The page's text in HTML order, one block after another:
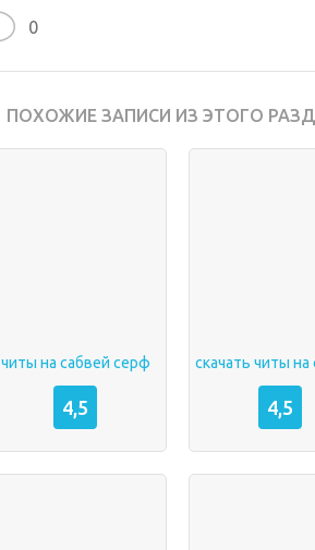
0
ПОХОЖИЕ ЗАПИСИ ИЗ ЭТОГО
читы на сабвей серф
4,5 4,5